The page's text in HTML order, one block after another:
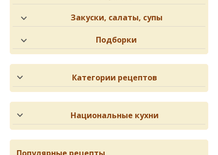
Закуски, салаты, супы
Подборки
Категории рецептов
Национальные кухни